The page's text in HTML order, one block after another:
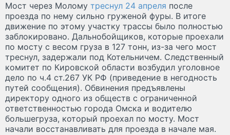
Мост через Молому треснул 24 апреля после
проезда по нему сильно груженой фуры. В итоге
движение по этому участку трассы было полностью
заблокировано. Дальнобойщиков, которые проехали
по мосту с весом груза в 127 тонн, из-за чего мост
треснул, задержали под Котельничем. Следственный
комитет по Кировской области возбудил уголовное
дело по ч.4 ст.267 УК РФ (приведение в негодность
путей сообщения). Обвинения предъявлены
директору одного из обществ с ограниченной
ответственностью города Омска и водителю
большегруза, который проехал по мосту. Мост
начали восстанавливать для проезда в начале мая.